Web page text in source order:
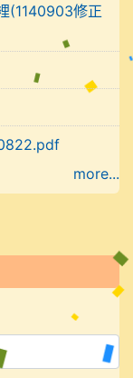
(1140903修正
more...